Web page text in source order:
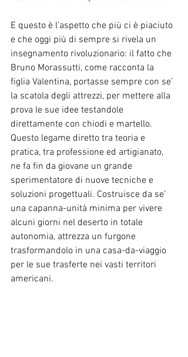
E questo è l’aspetto che più ci è piaciuto
e che oggi più di sempre si rivela un
insegnamento rivoluzionario: il fatto che
Bruno Morassutti, come racconta la
figlia Valentina, portasse sempre con se’
la scatola degli attrezzi, per mettere alla
prova le sue idee testandole
direttamente con chiodi e martello.
Questo legame diretto tra teoria e
pratica, tra professione ed artigianato,
ne fa fin da giovane un grande
sperimentatore di nuove tecniche e
soluzioni progettuali. Costruisce da se’
una capanna-unità minima per vivere
alcuni giorni nel deserto in totale
autonomia, attrezza un furgone
trasformandolo in una casa-da-viaggio
per le sue trasferte nei vasti territori
americani.